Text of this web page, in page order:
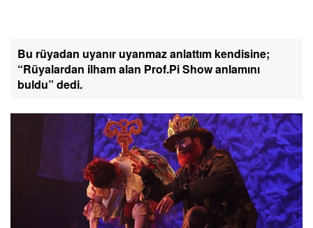
Bu rüyadan uyanır uyanmaz anlattım kendisine;
“Rüyalardan ilham alan Prof.Pi Show anlamını
buldu” dedi.